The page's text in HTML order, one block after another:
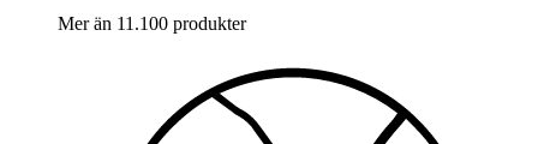
Mer än 11.100 produkter